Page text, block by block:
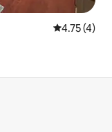
Calificación
4.75 (4)